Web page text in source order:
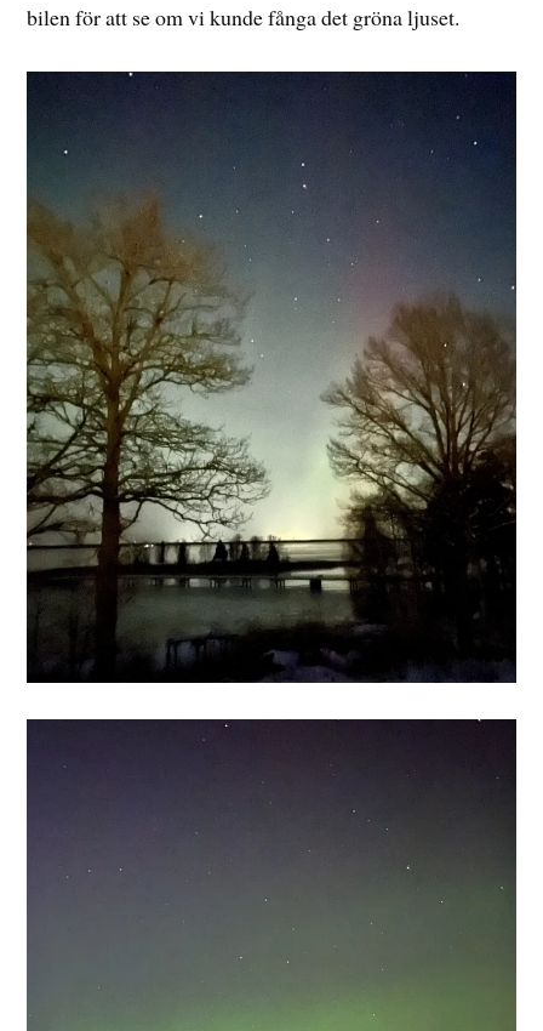
bilen för att se om vi kunde fånga det gröna ljuset.